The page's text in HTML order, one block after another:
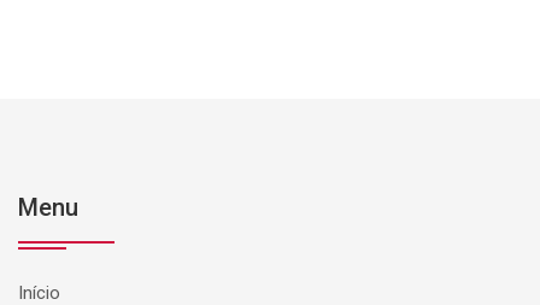
Menu
Início